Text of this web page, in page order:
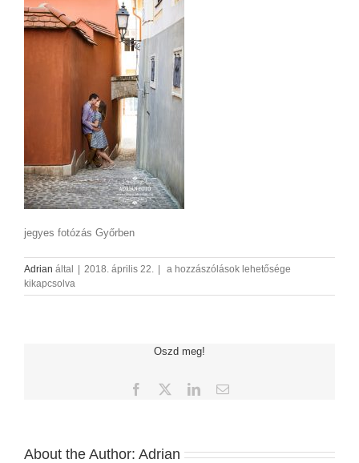
jegyes fotózás Győrben
Adrian által | 2018. április 22. |
jegyesfotozas_AdrianFoto_3
a hozzászólások lehetősége
kikapcsolva
Oszd meg!
Facebook LinkedInEmail:
About the Author: Adrian